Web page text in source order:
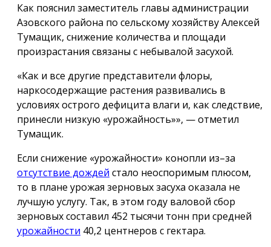
Как пояснил заместитель главы администрации
Азовского района по сельскому хозяйству Алексей
Тумащик, снижение количества и площади
произрастания связаны с небывалой засухой.
«Как и все другие представители флоры,
наркосодержащие растения развивались в
условиях острого дефицита влаги и, как следствие,
принесли низкую «урожайность»», — отметил
Тумащик.
Если снижение «урожайности» конопли из–за
отсутствие дождей стало неоспоримым плюсом,
то в плане урожая зерновых засуха оказала не
лучшую услугу. Так, в этом году валовой сбор
зерновых составил 452 тысячи тонн при средней
урожайности 40,2 центнеров с гектара.